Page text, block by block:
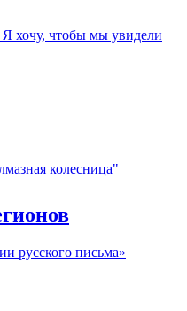
хочу, чтобы мы увидели
колесница"
русского письма»